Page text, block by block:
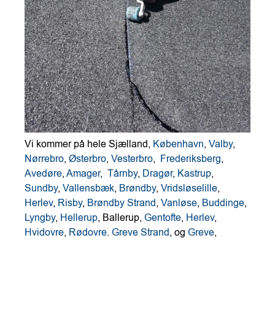
Vi kommer på hele Sjælland, København, Valby,
Nørrebro, Østerbro, Vesterbro, Frederiksberg,
Avedøre,Amager, Tårnby, Dragør, Kastrup,
Sundby, Vallensbæk, Brøndby, Vridsløselille,
Herlev, Risby, Brøndby Strand, Vanløse, Buddinge,
Lyngby, Hellerup, Ballerup, Gentofte, Herlev,
Hvidovre, Rødovre. Greve Strand, og Greve,